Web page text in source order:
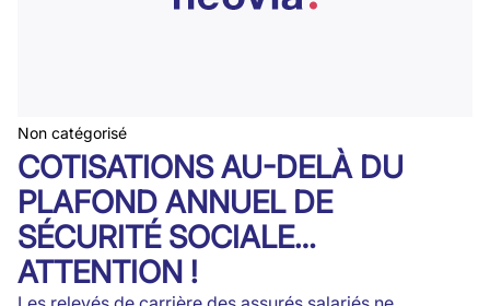
Non catégorisé
COTISATIONS AU-DELÀ DU
PLAFOND ANNUEL DE
SÉCURITÉ SOCIALE…
ATTENTION !